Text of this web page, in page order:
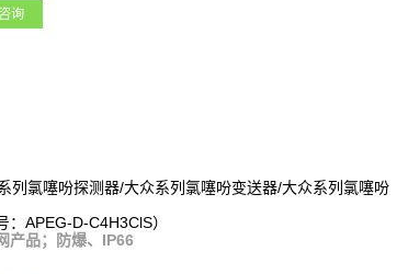
阀等设备。支持选配定位、震动检测等多种功能，如该
询
列氯噻吩探测器/大众系列氯噻吩变送器/大众系列氯噻吩
APEG-D-C4H3ClS）
产品；防爆、IP66